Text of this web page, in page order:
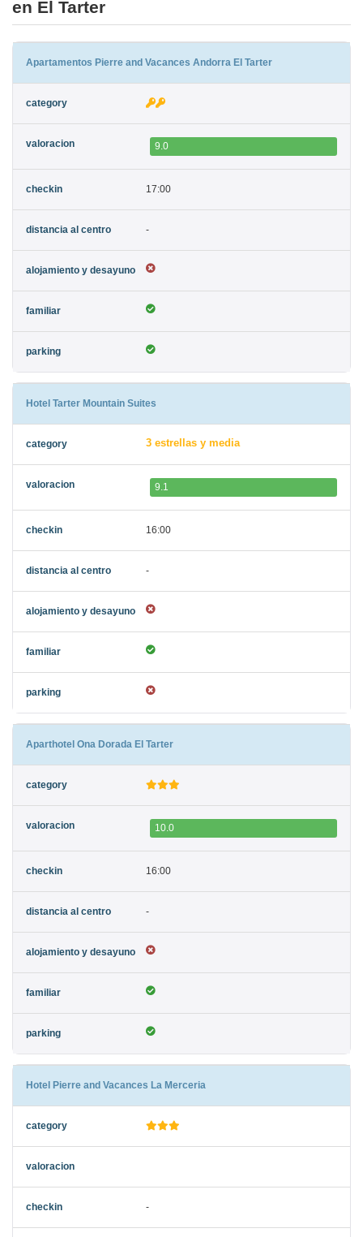
en El Tarter
Apartamentos Pierre and Vacances Andorra El Tarter
9.0
17:00
-
Hotel Tarter Mountain Suites
3 estrellas y media
9.1
16:00
-
Aparthotel Ona Dorada El Tarter
10.0
16:00
-
Hotel Pierre and Vacances La Merceria
-